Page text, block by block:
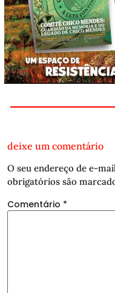
deixe um comentário
O seu endereço de e-
obrigatórios são
Comentário *